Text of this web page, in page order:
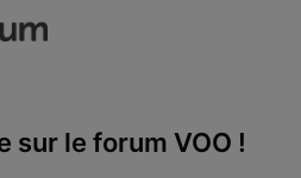
sur le forum VOO !